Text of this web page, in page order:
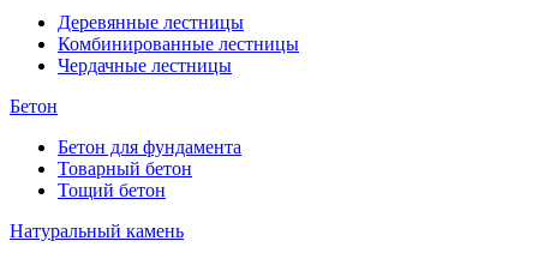
Деревянные лестницы
Комбинированные лестницы
Чердачные лестницы
Бетон
Бетон для фундамента
Товарный бетон
Тощий бетон
Натуральный камень